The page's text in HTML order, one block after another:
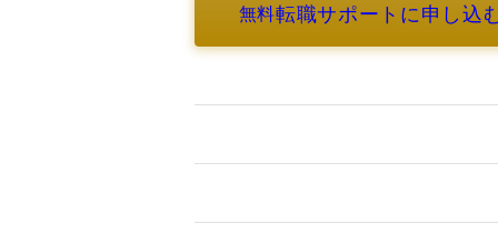
無料転職サポートに申し込
よくあるご質問